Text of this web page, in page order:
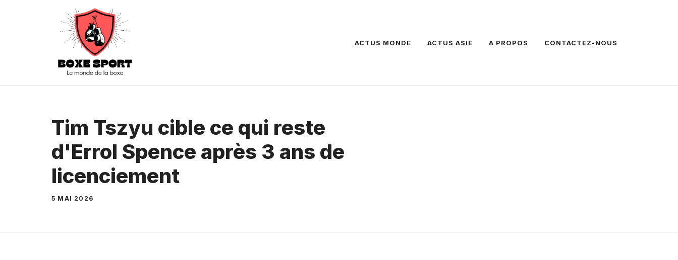
ACTUS MONDE ACTUS ASIE A PROPOS CONTACTEZ-NOUS
Tim Tszyu cible ce qui reste
d'Errol Spence après 3 ans de
licenciement
5 MAI 2026